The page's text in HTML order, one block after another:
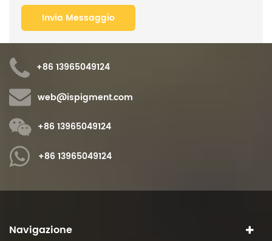
+86 13965049124
web@ispigment.com
+86 13965049124
+86 13965049124
Navigazione